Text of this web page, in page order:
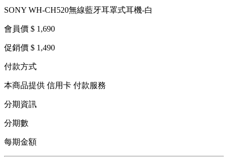
SONY WH-CH520無線藍牙耳罩式耳機-白
會員價 $ 1,690
促銷價 $ 1,490
付款方式
本商品提供 信用卡 付款服務
分期資訊
分期數
每期金額